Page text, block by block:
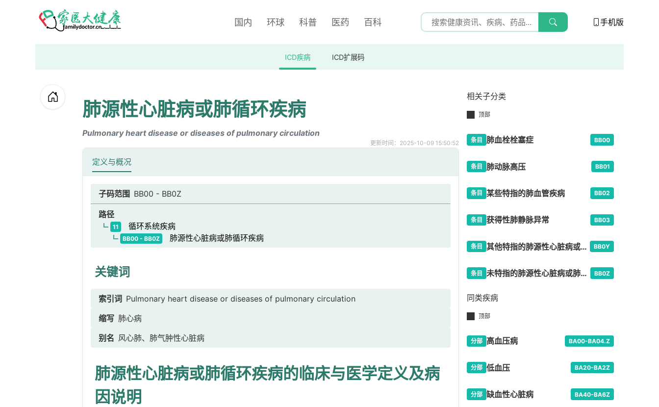
国内 环球 科普 医药 百科 手机版
ICD疾病 ICD扩展码
肺源性心脏病或肺循环疾病
Pulmonary heart disease or diseases of pulmonary circulation
更新时间：2025-10-09 15:50:52
定义与概况
子码范围 BB00 - BB0Z
路径
11 循环系统疾病
BB00 - BB0Z 肺源性心脏病或肺循环疾病
关键词
索引词 Pulmonary heart disease or diseases of pulmonary circulation
缩写 肺心病
别名 风心肺、肺气肿性心脏病
肺源性心脏病或肺循环疾病的临床与医学定义及病
因说明
相关子分类
顶部
条目 肺血栓栓塞症 BB00
条目 肺动脉高压 BB01
条目 某些特指的肺血管疾病 BB02
条目 获得性肺静脉异常 BB03
条目 其他特指的肺源性心脏病或肺循环疾病 BB0Y
条目 未特指的肺源性心脏病或肺循环疾病 BB0Z
同类疾病
顶部
分部 高血压病 BA00-BA04.Z
分部 低血压 BA20-BA2Z
分部 缺血性心脏病 BA40-BA6Z